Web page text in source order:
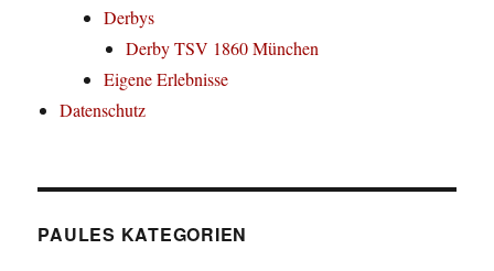
Derbys
Derby TSV 1860 München
Eigene Erlebnisse
Datenschutz
PAULES KATEGORIEN